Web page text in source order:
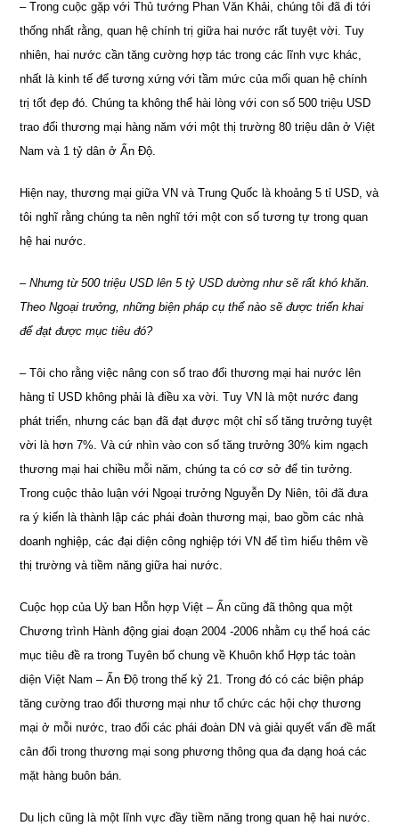
– Trong cuộc gặp với Thủ tướng Phan Văn Khải, chúng tôi đã đi tới
thống nhất rằng, quan hệ chính trị giữa hai nước rất tuyệt vời. Tuy
nhiên, hai nước cần tăng cường hợp tác trong các lĩnh vực khác,
nhất là kinh tế để tương xứng với tầm mức của mối quan hệ chính
trị tốt đẹp đó. Chúng ta không thể hài lòng với con số 500 triệu USD
trao đổi thương mại hàng năm với một thị trường 80 triệu dân ở Việt
Nam và 1 tỷ dân ở Ấn Độ.
Hiện nay, thương mại giữa VN và Trung Quốc là khoảng 5 tỉ USD, và
tôi nghĩ rằng chúng ta nên nghĩ tới một con số tương tự trong quan
hệ hai nước.
– Nhưng từ 500 triệu USD lên 5 tỷ USD dường như sẽ rất khó khăn.
Theo Ngoại trưởng, những biện pháp cụ thể nào sẽ được triển khai
để đạt được mục tiêu đó?
– Tôi cho rằng việc nâng con số trao đổi thương mại hai nước lên
hàng tỉ USD không phải là điều xa vời. Tuy VN là một nước đang
phát triển, nhưng các bạn đã đạt được một chỉ số tăng trưởng tuyệt
vời là hơn 7%. Và cứ nhìn vào con số tăng trưởng 30% kim ngạch
thương mại hai chiều mỗi năm, chúng ta có cơ sở để tin tưởng.
Trong cuộc thảo luận với Ngoại trưởng Nguyễn Dy Niên, tôi đã đưa
ra ý kiến là thành lập các phái đoàn thương mại, bao gồm các nhà
doanh nghiệp, các đại diện công nghiệp tới VN để tìm hiểu thêm về
thị trường và tiềm năng giữa hai nước.
Cuộc họp của Uỷ ban Hỗn hợp Việt – Ấn cũng đã thông qua một
Chương trình Hành động giai đoạn 2004 -2006 nhằm cụ thể hoá các
mục tiêu đề ra trong Tuyên bố chung về Khuôn khổ Hợp tác toàn
diện Việt Nam – Ấn Độ trong thế kỷ 21. Trong đó có các biện pháp
tăng cường trao đổi thương mại như tổ chức các hội chợ thương
mại ở mỗi nước, trao đổi các phái đoàn DN và giải quyết vấn đề mất
cân đối trong thương mại song phương thông qua đa dạng hoá các
mặt hàng buôn bán.
Du lịch cũng là một lĩnh vực đầy tiềm năng trong quan hệ hai nước.